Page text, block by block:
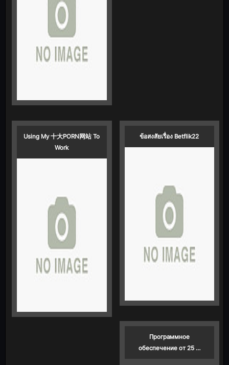
Using My 十大PORN网站 To
Work
ข้อสงสัยเรื่อง Betflik22
Программное
обеспечение от 25 …